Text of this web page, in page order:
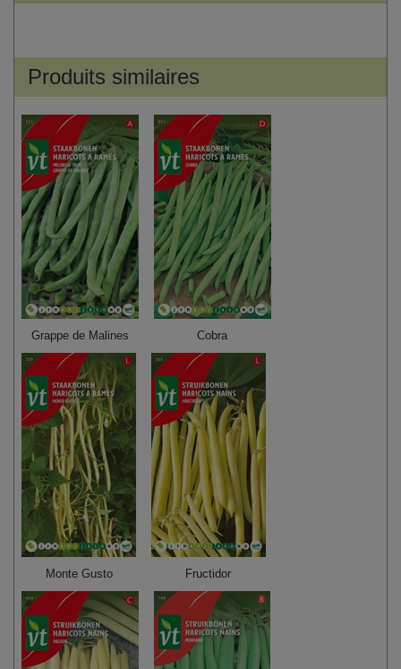
Produits similaires
Grappe de Malines Cobra
Monte Gusto Fructidor